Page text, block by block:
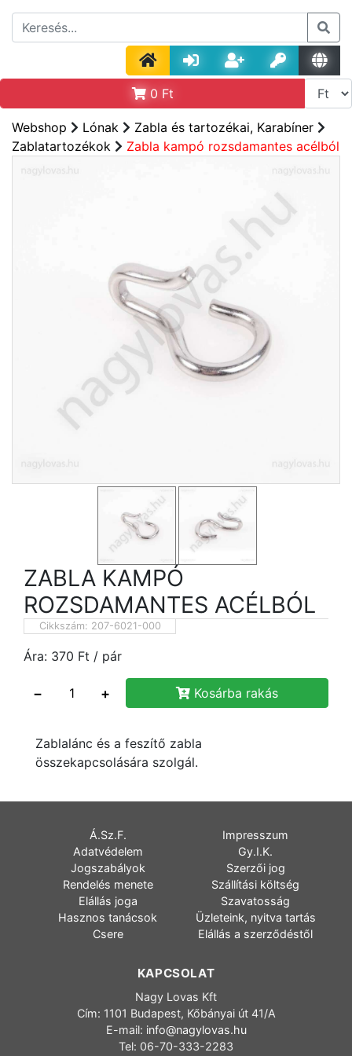
0 Ft
Webshop Lónak
Zabla és tartozékai, Karabíner
Zablatartozékok
Zabla kampó rozsdamantes acélból
ZABLA KAMPÓ
ROZSDAMANTES ACÉLBÓL
Cikkszám: 207-6021-000
Ára: 370 Ft / pár
− + Kosárba rakás
Zablalánc és a feszítő zabla
összekapcsolására szolgál.
Á.Sz.F.
Impresszum
Adatvédelem
Gy.I.K.
Jogszabályok
Szerzői jog
Rendelés menete
Szállítási költség
Elállás joga
Szavatosság
Hasznos tanácsok
Üzleteink, nyitva tartás
Csere
Elállás a szerződéstől
KAPCSOLAT
Nagy Lovas Kft
Cím: 1101 Budapest, Kőbányai út 41/A
E-mail: info@nagylovas.hu
Tel: 06-70-333-2283